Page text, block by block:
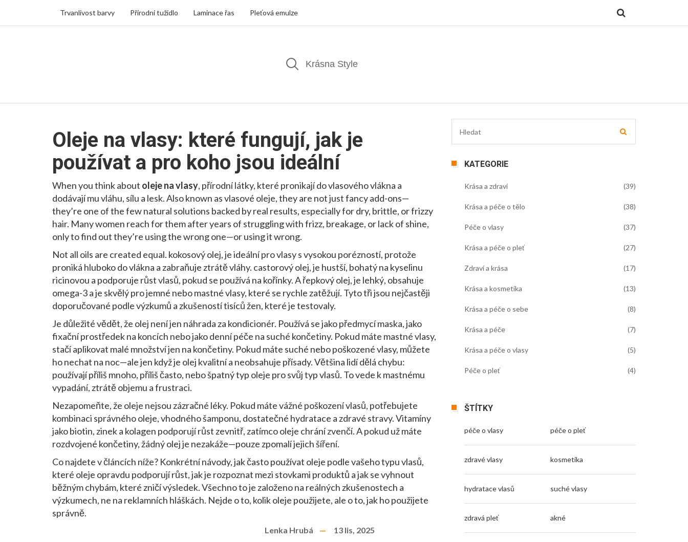
Trvanlivost barvy Přírodní tužidlo Laminace řas Pleťová emulze
Oleje na vlasy: které fungují, jak je
používat a pro koho jsou ideální
When you think about oleje na vlasy, přírodní látky, které pronikají do vlasového vlákna a
dodávají mu vláhu, sílu a lesk. Also known asvlasové oleje, they are not just fancy add-ons—
they’re one of the few natural solutions backed by real results, especially for dry, brittle, or frizzy
hair. Many women reach for them after years of struggling with frizz, breakage, or lack of shine,
only to find out they’re using the wrong one—or using it wrong.
Not all oils are created equal. kokosový olej,je ideální pro vlasy s vysokou porézností, protože
proniká hluboko do vlákna a zabraňuje ztrátě vláhy. castorový olej,je hustší, bohatý na kyselinu
ricinovou a podporuje růst vlasů, pokud se používá na kořínky. Ařepkový olej,je lehký, obsahuje
omega-3 a je skvělý pro jemné nebo mastné vlasy, které se rychle zatěžují. Tyto tři jsou nejčastěji
doporučované podle výzkumů a zkušeností tisíců žen, které je testovaly.
Je důležité vědět, že olej není jen náhrada za kondicionér. Používá se jako předmycí maska, jako
fixační prostředek na koncích nebo jako denní péče na suché končetiny. Pokud máte mastné vlasy,
stačí aplikovat malé množství jen na končetiny. Pokud máte suché nebo poškozené vlasy, můžete
ho nechat na noc—ale jen když je olej kvalitní a neobsahuje přísady. Většina lidí dělá chybu:
používají příliš mnoho, příliš často, nebo špatný typ oleje pro svůj typ vlasů. To vede k mastnému
vypadání, ztrátě objemu a frustraci.
Nezapomeňte, že oleje nejsou zázračné léky. Pokud máte vážné poškození vlasů, potřebujete
kombinaci správného oleje, vhodného šamponu, dostatečné hydratace a zdravé stravy. Vitamíny
jako biotin, zinek a kolagen podporují růst zevnitř, zatímco oleje chrání zvenčí. A pokud už máte
rozdvojené končetiny, žádný olej je nezakáže—pouze zpomalí jejich šíření.
Co najdete v článcích níže? Konkrétní návody, jak často používat oleje podle vašeho typu vlasů,
které oleje opravdu podporují růst, jak je rozpoznat mezi stovkami produktů a jak se vyhnout
běžným chybám, které zničí výsledek. Všechno to je založeno na reálných zkušenostech a
výzkumech, ne na reklamních hláškách. Nejde o to, kolik oleje použijete, ale o to, jak ho použijete
správně.
Lenka Hrubá 13 lis, 2025
KATEGORIE
Krása a zdraví (39)
Krása a péče o tělo (38)
Péče o vlasy (37)
Krása a péče o pleť (27)
Zdraví a krása (17)
Krása a kosmetika (13)
Krása a péče o sebe (8)
Krása a péče (7)
Krása a péče o vlasy (5)
Péče o pleť (4)
ŠTÍTKY
péče o vlasy péče o pleť
zdravé vlasy kosmetika
hydratace vlasů suché vlasy
zdravá pleť akné